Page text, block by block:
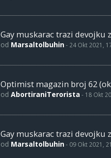
Gay muskarac trazi devojku
od Marsaltolbuhin- 24 Okt 2021,
Optimist magazin broj 62
od AbortiraniTerorista - 18 Okt
Gay muskarac trazi devojku
od Marsaltolbuhin- 09 Okt 2021,